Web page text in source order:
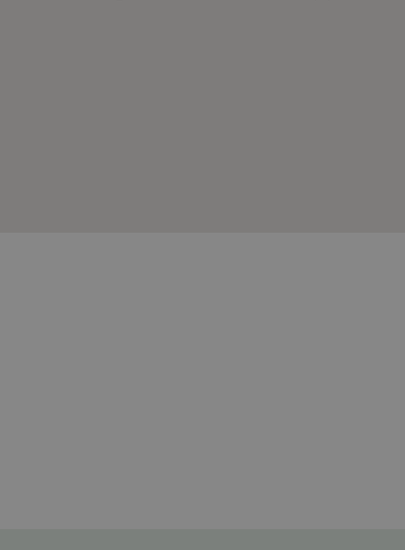
ACIDO IALURONICO,